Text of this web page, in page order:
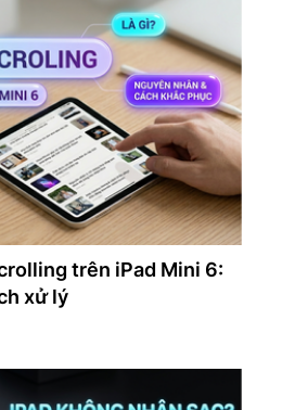
trên iPad Mini 6:
xử lý